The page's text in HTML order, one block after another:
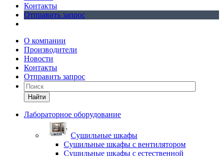
Контакты
Отправить запрос
О компании
Производители
Новости
Контакты
Отправить запрос
Найти
Лабораторное оборудование
Cушильные шкафы
Сушильные шкафы с вентилятором
Сушильные шкафы с естественной